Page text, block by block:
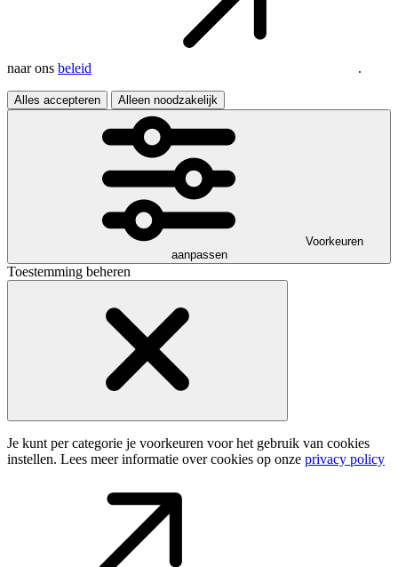
naar ons beleid .
Alles accepteren Alleen noodzakelijk
Voorkeuren
aanpassen
Toestemming beheren
Je kunt per categorie je voorkeuren voor het gebruik van cookies
instellen. Lees meer informatie over cookies op onze privacy policy